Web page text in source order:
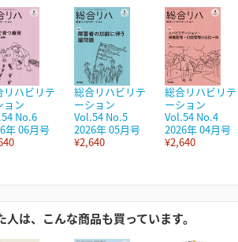
リハビリテ
ョン
No.6
年 06月号
総合リハビリテ
ーション
Vol.54 No.5
2026年 05月号
¥2,640
総合リハビリテ
ーション
Vol.54 No.4
2026年 04月号
¥2,640
人は、こんな商品も買っています。